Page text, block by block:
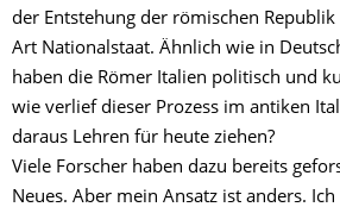
der Entstehung der römischen
Art Nationalstaat. Ähnlich wie in
haben die Römer Italien politisch und
wie verlief dieser Prozess im antiken
daraus Lehren für heute ziehen?
Viele Forscher haben dazu bereits
Neues. Aber mein Ansatz ist anders. Ich